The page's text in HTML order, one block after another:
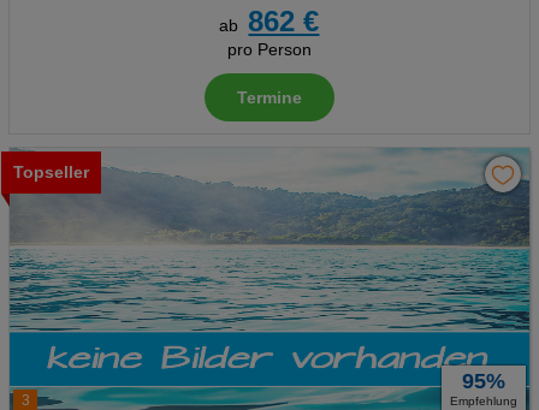
ab
862 €
pro Person
Termine
3
Topseller
95%
Empfehlung